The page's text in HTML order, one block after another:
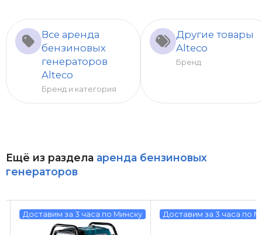
Все аренда
бензиновых
генераторов
Alteco
Бренд и категория
Другие товары
Alteco
Бренд
Ещё из раздела аренда бензиновых
генераторов
Доставим за 3 часа по Минску Доставим за 3 часа по